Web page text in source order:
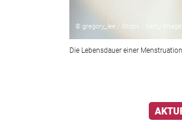
© gregory_lee / iStock / Getty
Die Lebensdauer einer